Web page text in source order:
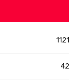
1121
42